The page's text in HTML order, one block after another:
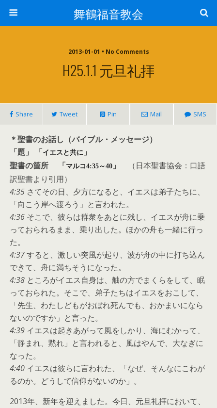
舞鶴福音教会
2013-01-01 • No Comments
H25.1.1 元旦礼拝
Share Tweet Pin Mail SMS
＊聖書のお話し（バイブル・メッセージ）
「題」 「イエスと共に 」
聖書の箇所 「マルコ4:35～40 」
（日本聖書協会：口語
訳聖書より引用）
4:35 さてその日、夕方になると、イエスは弟子たちに、
「向こう岸へ渡ろう」と言われた。
4:36 そこで、彼らは群衆をあとに残し、イエスが舟に乗
っておられるまま、乗り出した。ほかの舟も一緒に行っ
た。
4:37すると、激しい突風が起り、波が舟の中に打ち込ん
できて、舟に満ちそうになった。
4:38 ところがイエス自身は、舳の方でまくらをして、眠
っておられた。そこで、弟子たちはイエスをおこして、
「先生、わたしどもがおぼれ死んでも、おかまいになら
ないのですか」と言った。
4:39 イエスは起きあがって風をしかり、海にむかって、
「静まれ、黙れ」と言われると、風はやんで、大なぎに
なった。
4:40 イエスは彼らに言われた、「なぜ、そんなにこわが
るのか。どうして信仰がないのか」。
2013年、新年を迎えました。今日、元旦礼拝において、